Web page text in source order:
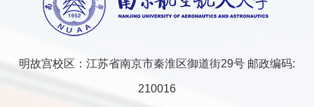
明故宫校区：江苏省南京市秦淮区御道街29号 邮政编码:
210016